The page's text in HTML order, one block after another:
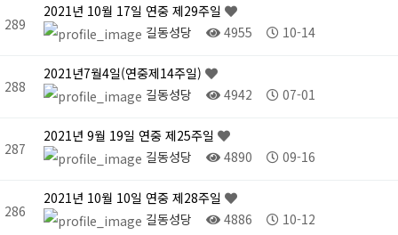
289
2021년 10월 17일 연중 제29주일
길동성당
4955 10-14
288
2021년7월4일(연중제14주일)
길동성당
4942 07-01
287
2021년 9월 19일 연중 제25주일
길동성당
4890 09-16
286
2021년 10월 10일 연중 제28주일
길동성당
4886 10-12